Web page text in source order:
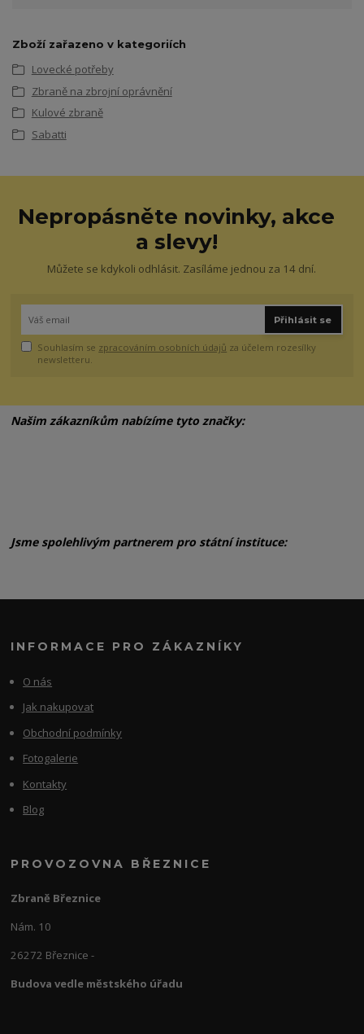
Zboží zařazeno v kategoriích
Lovecké potřeby
Zbraně na zbrojní oprávnění
Kulové zbraně
Sabatti
Nepropásněte novinky, akce
a slevy!
Můžete se kdykoli odhlásit. Zasíláme jednou za 14 dní.
Přihlásit se
Souhlasím se zpracováním osobních údajů za účelem rozesílky
newsletteru.
Našim zákazníkům nabízíme tyto značky:
Jsme spolehlivým partnerem pro státní instituce:
INFORMACE PRO ZÁKAZNÍKY
O nás
Jak nakupovat
Obchodní podmínky
Fotogalerie
Kontakty
Blog
PROVOZOVNA BŘEZNICE
Zbraně Březnice
Nám. 10
26272 Březnice -
Budova vedle městského úřadu